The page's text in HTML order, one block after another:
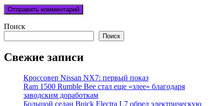
Поиск
Поиск
Свежие записи
Кроссовер Nissan NX7: первый показ
Ram 1500 Rumble Bee стал еще «злее» благодаря
заводским доработкам
Большой седан Buick Electra L7 обрел электрическую